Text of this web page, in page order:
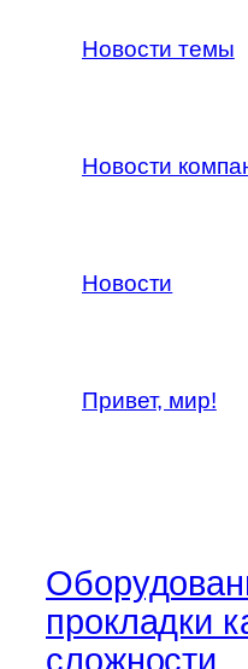
Новости темы
Новости
Новости
Привет, мир!
прокладки
сложности